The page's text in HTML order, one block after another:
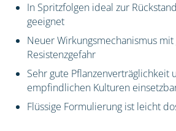
In Spritzfolgen ideal zur
geeignet
Neuer Wirkungsmechanismus
Resistenzgefahr
Sehr gute Pflanzenverträglichkeit
empfindlichen Kulturen
Flüssige Formulierung ist leicht